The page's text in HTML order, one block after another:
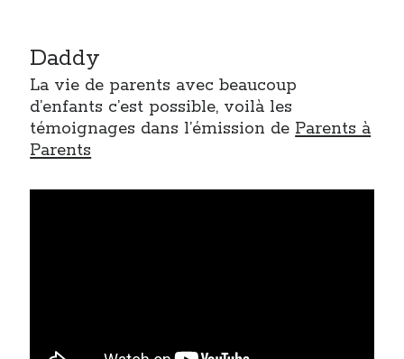
Daddy
La vie de parents avec beaucoup
d’enfants c’est possible, voilà les
témoignages dans l’émission de Parents à
Parents